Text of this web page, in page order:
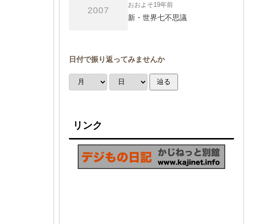
2007
おおよそ19年前
新・世界七不思議
日付で振り返ってみませんか
辿る
リンク